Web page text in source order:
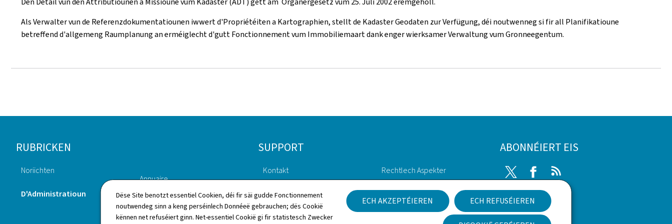
Dëse Site benotzt essentiel Cookien, déi fir säi gudde Fonctionnement
noutwendeg sinn a keng perséinlech Donnéeë gebrauchen; dës Cookië
kënnen net refuséiert ginn. Net-essentiel Cookië gi fir statistesch Zwecker
ECH AKZEPTÉIEREN ECH REFUSÉIEREN
Als Verwalter vun de Referenzdokumentatiounen iwwert d'Propriétéiten a Kartographien, stellt de Kadaster Geodaten zur Verfügung, déi noutwenneg si fir all Planifikatioune
betreffend d'allgemeng Raumplanung an erméiglecht d'gutt Fonctionnement vum Immobiliemaart dank enger wierksamer Verwaltung vum Gronneegentum.
Fousszeil
RUBRICKEN
Noriichten
D'Administratioun
Annuaire
SUPPORT
Kontakt
Sitemap
Iwwert dës Websäit
Rechtlech Aspekter
Accessibilitéitserklärung
Gestioun vu Cookien
ABONNÉIERT EIS
Twitter Facebook
Newsletter